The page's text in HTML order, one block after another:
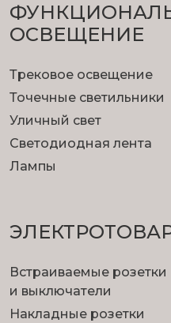
ОСВЕЩЕНИЕ
Трековое освещение
Точечные светильники
Уличный свет
Светодиодная лента
Лампы
Встраиваемые розетки
и выключатели
Накладные розетки